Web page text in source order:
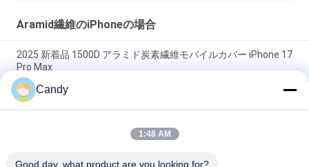
Aramid繊維のiPhoneの場合
2025 新着品 1500D アラミド炭素繊維モバイルカバー iPhone 17
Pro Max
iPhone 17 Pro Max用メタルフレーム付きプレミアムアラミドカ
ーボンファイバーモバイルカバー
オーダーメイド メタルフレーム アラミド カーボンファイバー
Candy
1:48 AM
Good day, what product are you looking for?